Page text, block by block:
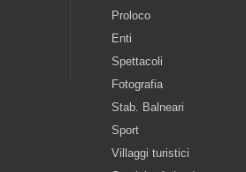
Proloco
Enti
Spettacoli
Fotografia
Stab. Balneari
Sport
Villaggi turistici